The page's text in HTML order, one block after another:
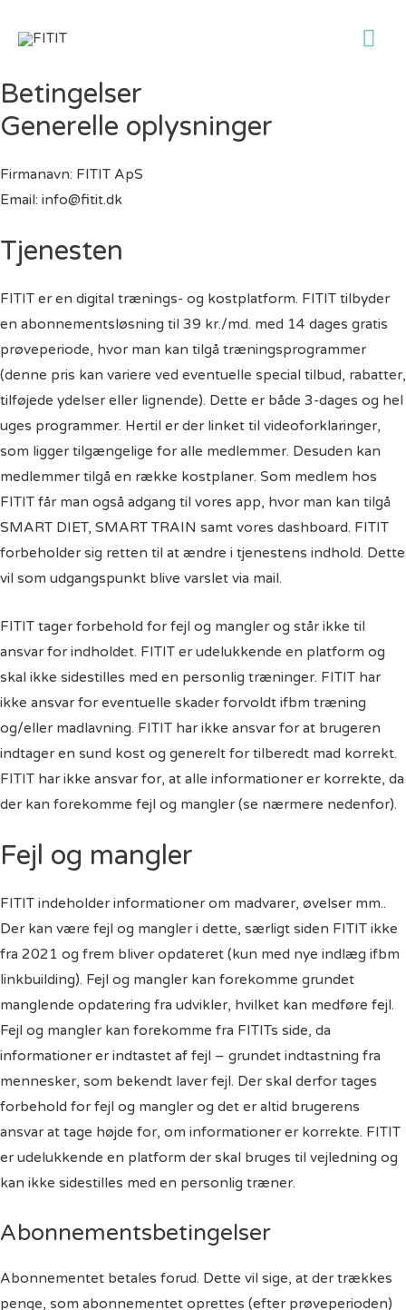
Betingelser
Generelle oplysninger
Firmanavn: FITIT ApS
Email: info@fitit.dk
Tjenesten
FITIT er en digital trænings- og kostplatform. FITIT tilbyder
en abonnementsløsning til 39 kr./md. med 14 dages gratis
prøveperiode, hvor man kan tilgå træningsprogrammer
(denne pris kan variere ved eventuelle special tilbud, rabatter,
tilføjede ydelser eller lignende). Dette er både 3-dages og hel
uges programmer. Hertil er der linket til videoforklaringer,
som ligger tilgængelige for alle medlemmer. Desuden kan
medlemmer tilgå en række kostplaner. Som medlem hos
FITIT får man også adgang til vores app, hvor man kan tilgå
SMART DIET, SMART TRAIN samt vores dashboard. FITIT
forbeholder sig retten til at ændre i tjenestens indhold. Dette
vil som udgangspunkt blive varslet via mail.
FITIT tager forbehold for fejl og mangler og står ikke til
ansvar for indholdet. FITIT er udelukkende en platform og
skal ikke sidestilles med en personlig træninger. FITIT har
ikke ansvar for eventuelle skader forvoldt ifbm træning
og/eller madlavning. FITIT har ikke ansvar for at brugeren
indtager en sund kost og generelt for tilberedt mad korrekt.
FITIT har ikke ansvar for, at alle informationer er korrekte, da
der kan forekomme fejl og mangler (se nærmere nedenfor).
Fejl og mangler
FITIT indeholder informationer om madvarer, øvelser mm..
Der kan være fejl og mangler i dette, særligt siden FITIT ikke
fra 2021 og frem bliver opdateret (kun med nye indlæg ifbm
linkbuilding). Fejl og mangler kan forekomme grundet
manglende opdatering fra udvikler, hvilket kan medføre fejl.
Fejl og mangler kan forekomme fra FITITs side, da
informationer er indtastet af fejl – grundet indtastning fra
mennesker, som bekendt laver fejl. Der skal derfor tages
forbehold for fejl og mangler og det er altid brugerens
ansvar at tage højde for, om informationer er korrekte. FITIT
er udelukkende en platform der skal bruges til vejledning og
kan ikke sidestilles med en personlig træner.
Abonnementsbetingelser
Abonnementet betales forud. Dette vil sige, at der trækkes
penge, som abonnementet oprettes (efter prøveperioden)